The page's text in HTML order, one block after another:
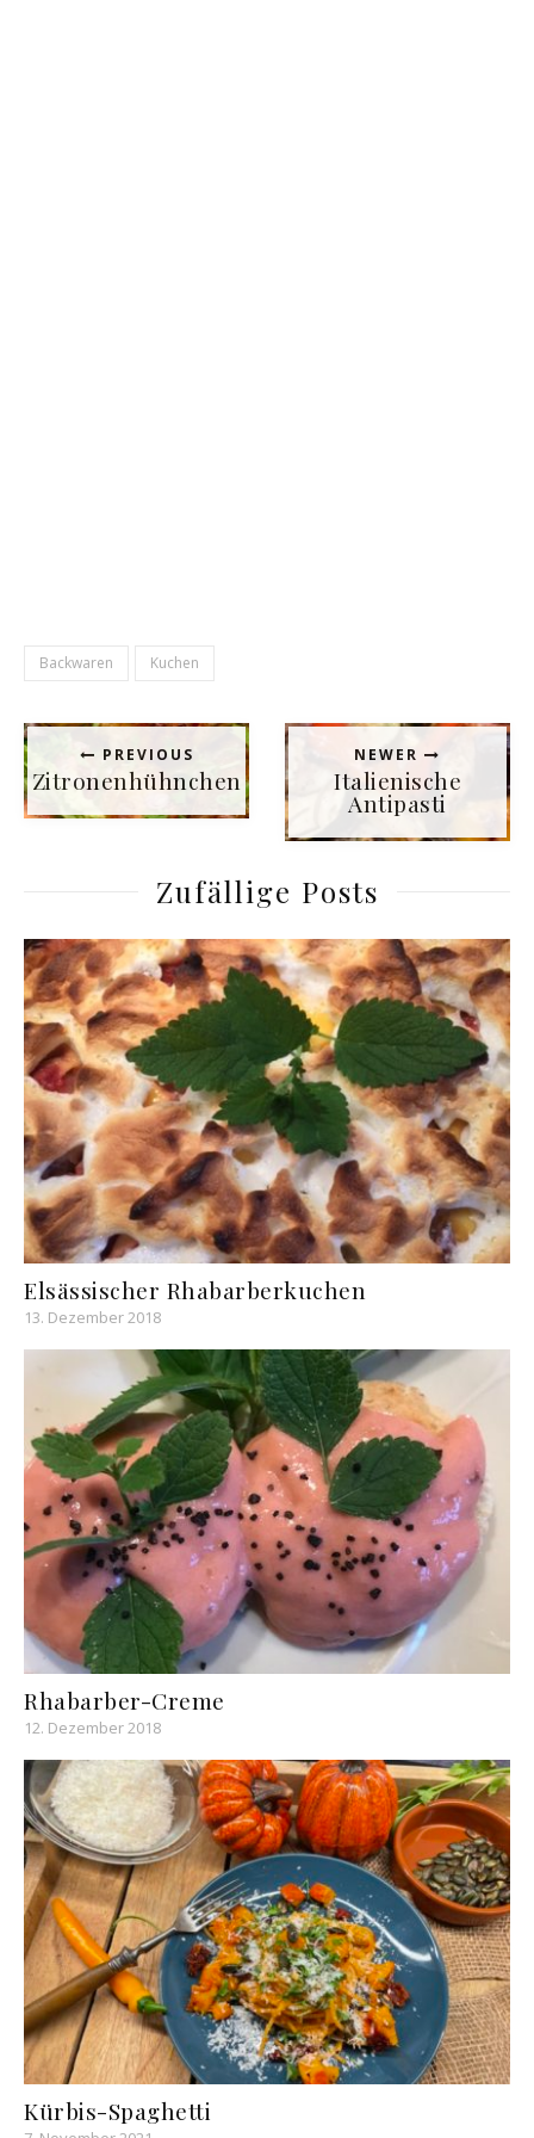
Backwaren Kuchen
PREVIOUS
Zitronenhühnchen
NEWER
Italienische
Antipasti
Zufällige Posts
Elsässischer Rhabarberkuchen
13. Dezember 2018
Rhabarber-Creme
12. Dezember 2018
Kürbis-Spaghetti